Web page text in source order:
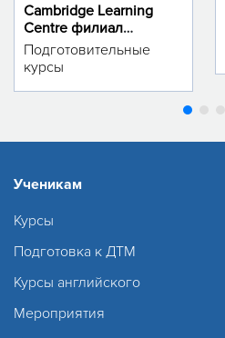
Cambridge Learning
Centre филиал
м.Тинчлик
Подготовительные
курсы
Ученикам
Курсы
Подготовка к ДТМ
Курсы английского
Мероприятия